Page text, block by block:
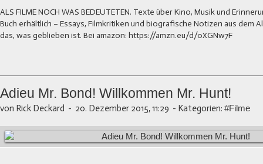
ALS FILME NOCH WAS BEDEUTETEN. Texte über Kino, Musik und
Buch erhältlich – Essays, Filmkritiken und biografische Notizen aus dem
das, was geblieben ist. Bei amazon: https://amzn.eu/d/0XGNw7F
Adieu Mr. Bond! Willkommen Mr. Hunt!
von Rick Deckard - 20. Dezember 2015, 11:29 - Kategorien: #Filme